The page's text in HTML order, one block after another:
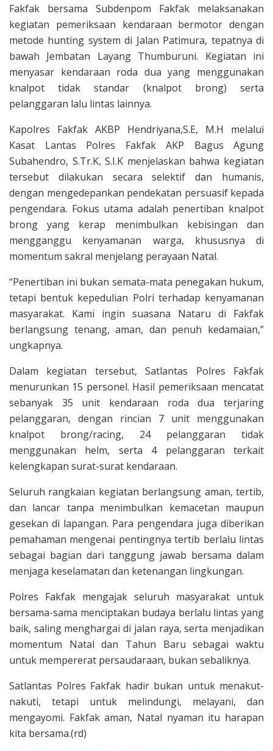
Fakfak bersama Subdenpom Fakfak melaksanakan
kegiatan pemeriksaan kendaraan bermotor dengan
metode hunting system di Jalan Patimura, tepatnya di
bawah Jembatan Layang Thumburuni. Kegiatan ini
menyasar kendaraan roda dua yang menggunakan
knalpot tidak standar (knalpot brong) serta
pelanggaran lalu lintas lainnya.
Kapolres Fakfak AKBP Hendriyana,S.E, M.H melalui
Kasat Lantas Polres Fakfak AKP Bagus Agung
Subahendro, S.Tr.K, S.I.K menjelaskan bahwa kegiatan
tersebut dilakukan secara selektif dan humanis,
dengan mengedepankan pendekatan persuasif kepada
pengendara. Fokus utama adalah penertiban knalpot
brong yang kerap menimbulkan kebisingan dan
mengganggu kenyamanan warga, khususnya di
momentum sakral menjelang perayaan Natal.
“Penertiban ini bukan semata-mata penegakan hukum,
tetapi bentuk kepedulian Polri terhadap kenyamanan
masyarakat. Kami ingin suasana Nataru di Fakfak
berlangsung tenang, aman, dan penuh kedamaian,”
ungkapnya.
Dalam kegiatan tersebut, Satlantas Polres Fakfak
menurunkan 15 personel. Hasil pemeriksaan mencatat
sebanyak 35 unit kendaraan roda dua terjaring
pelanggaran, dengan rincian 7 unit menggunakan
knalpot brong/racing, 24 pelanggaran tidak
menggunakan helm, serta 4 pelanggaran terkait
kelengkapan surat-surat kendaraan.
Seluruh rangkaian kegiatan berlangsung aman, tertib,
dan lancar tanpa menimbulkan kemacetan maupun
gesekan di lapangan. Para pengendara juga diberikan
pemahaman mengenai pentingnya tertib berlalu lintas
sebagai bagian dari tanggung jawab bersama dalam
menjaga keselamatan dan ketenangan lingkungan.
Polres Fakfak mengajak seluruh masyarakat untuk
bersama-sama menciptakan budaya berlalu lintas yang
baik, saling menghargai di jalan raya, serta menjadikan
momentum Natal dan Tahun Baru sebagai waktu
untuk mempererat persaudaraan, bukan sebaliknya.
Satlantas Polres Fakfak hadir bukan untuk menakut-
nakuti, tetapi untuk melindungi, melayani, dan
mengayomi. Fakfak aman, Natal nyaman itu harapan
kita bersama.(rd)